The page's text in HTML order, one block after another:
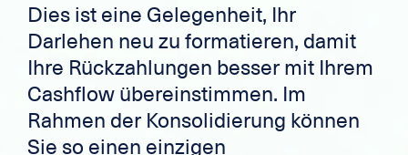
Dies ist eine Gelegenheit, Ihr
Darlehen neu zu formatieren, damit
Ihre Rückzahlungen besser mit Ihrem
Cashflow übereinstimmen. Im
Rahmen der Konsolidierung können
Sie so einen einzigen